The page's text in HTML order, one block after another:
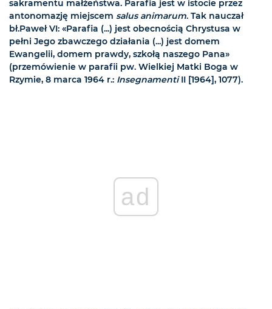
sakramentu małżeństwa. Parafia jest w istocie przez
antonomazję miejscem salus animarum. Tak nauczał
bł.Paweł VI: «Parafia (...) jest obecnością Chrystusa w
pełni Jego zbawczego działania (...) jest domem
Ewangelii, domem prawdy, szkołą naszego Pana»
(przemówienie w parafii pw. Wielkiej Matki Boga w
Rzymie, 8 marca 1964 r.: InsegnamentiII [1964], 1077).
ad